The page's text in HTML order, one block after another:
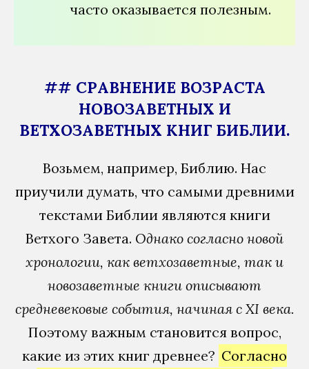
часто оказывается полезным.
## СРАВНЕНИЕ ВОЗРАСТА
НОВОЗАВЕТНЫХ И
ВЕТХОЗАВЕТНЫХ КНИГ БИБЛИИ.
Возьмем, например, Библию. Нас
приучили думать, что самыми древними
текстами Библии являются книги
Ветхого Завета. Однако согласно новой
хронологии, как ветхозаветные, так и
новозаветные книги описывают
средневековые события, начиная с XI века.
Поэтому важным становится вопрос,
какие из этих книг древнее? Согласно